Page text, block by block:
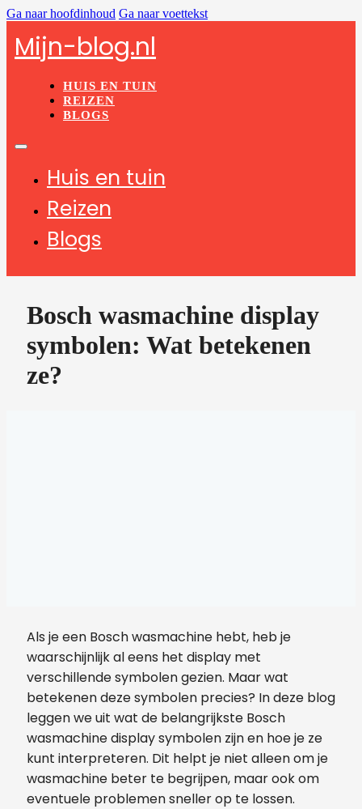
Ga naar hoofdinhoud Ga naar voettekst
Mijn-blog.nl
HUIS EN TUIN
REIZEN
BLOGS
Huis en tuin
Reizen
Blogs
Bosch wasmachine display
symbolen: Wat betekenen
ze?
Als je een Bosch wasmachine hebt, heb je
waarschijnlijk al eens het display met
verschillende symbolen gezien. Maar wat
betekenen deze symbolen precies? In deze blog
leggen we uit wat de belangrijkste Bosch
wasmachine display symbolen zijn en hoe je ze
kunt interpreteren. Dit helpt je niet alleen om je
wasmachine beter te begrijpen, maar ook om
eventuele problemen sneller op te lossen.